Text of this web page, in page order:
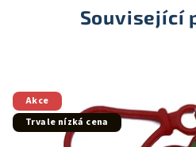
Související
Akce
Trvale nízká cena